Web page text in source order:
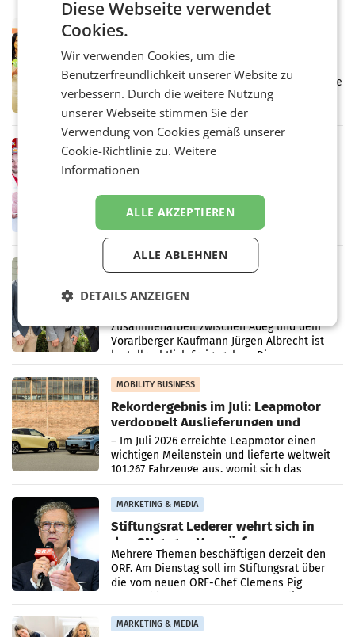
RETAIL
Eine Bühne für Zirkularität: ARA und
Müller informieren am POS über
Kreislauffähigkeit
Über den gesamten August hinweg rücken die
Altstoff Recycling Austria AG (ARA) und der
Handelskonzern Müller die Initiative
„Kreislauf-Helden“ in allen österreichischen
Müller-Filialen
RETAIL
Penny modernisiert zwei Filialen in
WIENER NEUDORF. – Im Rahmen einer
laufenden Modernisierungsoffensive
erneuert Penny zwei Filialen in Nieder- und
Oberösterreich. Die beiden Standorte liegen
in Haag sowie im rund
Albrecht setzt ab 1.1.2027 auf Adeg
Zusammenarbeit zwischen Adeg und dem
Vorarlberger Kaufmann Jürgen Albrecht ist
kartellrechtlich freigegeben: Die
Bundeswettbewerbsbehörde und der
Bundeskartellanwalt
MOBILITY BUSINESS
Rekordergebnis im Juli: Leapmotor
verdoppelt Auslieferungen und
überschreitet die 100.000er-Marke
– Im Juli 2026 erreichte Leapmotor einen
wichtigen Meilenstein und lieferte weltweit
101.267 Fahrzeuge aus, womit sich das
Ergebnis gegenüber Juli 2025 mehr als
verdoppelte (+102
MARKETING & MEDIA
Stiftungsrat Lederer wehrt sich in
den SN gegen Vorwürfe
Mehrere Themen beschäftigen derzeit den
ORF. Am Dienstag soll im Stiftungsrat über
die vom neuen ORF-Chef Clemens Pig
MARKETING & MEDIA
Diese Webseite verwendet
Cookies.
Wir verwenden Cookies, um die
Benutzerfreundlichkeit unserer Website zu
verbessern. Durch die weitere Nutzung
unserer Webseite stimmen Sie der
Verwendung von Cookies gemäß unserer
Cookie-Richtlinie zu.Weitere
Informationen
ALLE AKZEPTIEREN
ALLE ABLEHNEN
DETAILS ANZEIGEN